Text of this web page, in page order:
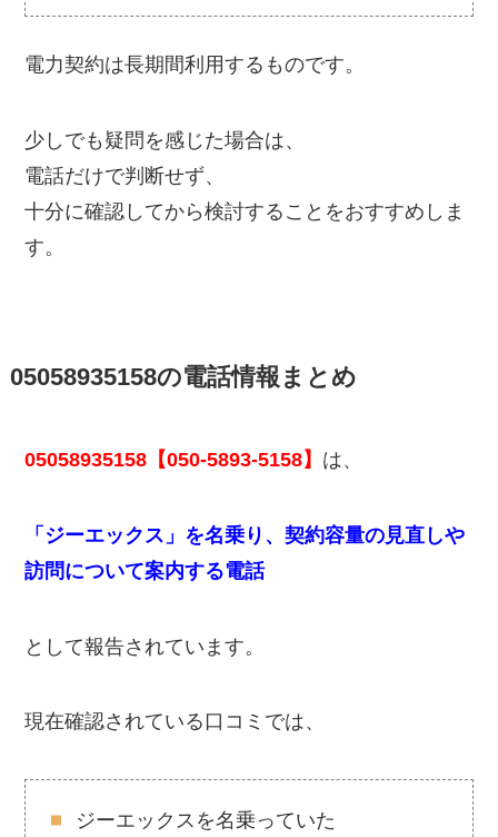
電力契約は長期間利用するものです。
少しでも疑問を感じた場合は、
電話だけで判断せず、
十分に確認してから検討することをおすすめしま
す。
05058935158の電話情報まとめ
05058935158【050-5893-5158】 は、
「ジーエックス」を名乗り、契約容量の見直しや
訪問について案内する電話
として報告されています。
現在確認されている口コミでは、
ジーエックスを名乗っていた